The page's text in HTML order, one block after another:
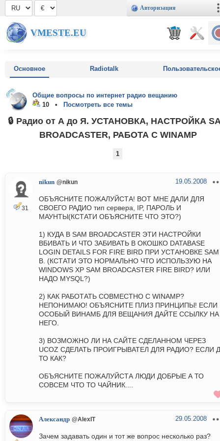
Авторизация
VMESTE.EU
Основное Radiotalk
Общие вопросы по интернет радио вещанию
10 •
Посмотреть все темы
🔒 Радио от А до Я. УСТАНОВКА, НАСТРОЙКА
BROADCASTER, РАБОТА С WINAMP
1
31
nikun @nikun 19.05.2008
ОБЪЯСНИТЕ ПОЖАЛУЙСТА! ВОТ МНЕ ДАЛИ ДЛЯ
СВОЕГО РАДИО тип сервера, IP, ПАРОЛЬ И
МАУНТЫ(КСТАТИ ОБЪЯСНИТЕ ЧТО ЭТО?)
1) КУДА В SAM BROADCASTER ЭТИ НАСТРОЙКИ
ВБИВАТЬ И ЧТО ЗАБИВАТЬ В ОКОШКО DATABASE
LOGIN DETAILS FOR FIRE BIRD ПРИ УСТАНОВКЕ SAM
B. (КСТАТИ ЭТО НОРМАЛЬНО ЧТО ИСПОЛЬЗУЮ НА
WINDOWS XP SAM BROADCASTER FIRE BIRD? ИЛИ
НАДО MYSQL?)
2) КАК РАБОТАТЬ СОВМЕСТНО С WINAMP?
НЕПОНИМАЮ! ОБЪЯСНИТЕ ПЛИЗ ПРИНЦИПЫ! ЕСЛИ
ОСОБЫЙ ВИНАМБ ДЛЯ ВЕЩАНИЯ ДАЙТЕ ССЫЛКУ НА
НЕГО.
3) ВОЗМОЖНО ЛИ НА САЙТЕ СДЕЛАННОМ ЧЕРЕЗ
UCOZ СДЕЛАТЬ ПРОИГРЫВАТЕЛ ДЛЯ РАДИО? ЕСЛИ
ТО КАК?
ОБЪЯСНИТЕ ПОЖАЛУЙСТА ЛЮДИ ДОБРЫЕ А ТО
СОВСЕМ ЧТО ТО ЧАЙНИК....
Александр @AlexIT 29.05.2008
Зачем задавать один и тот же вопрос несколько раз?